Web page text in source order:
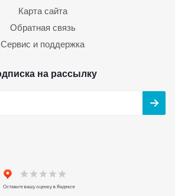
Карта сайта
Обратная связь
Сервис и поддержка
на рассылку